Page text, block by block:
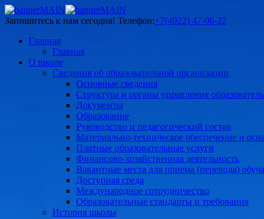
Запишитесь к нам сегодня! Телефон:+7(4922) 47-06-22
Главная
Главная
О школе
Сведения об образовательной организации
Основные сведения
Структура и органы управления
Документы
Образование
Руководство и педагогический состав
Материально-техническое обеспечение и
Платные образовательные услуги
Финансово-хозяйственная деятельность
Вакантные места для приема (перевода)
Доступная среда
Международное сотрудничество
Образовательные стандарты и требования
История школы